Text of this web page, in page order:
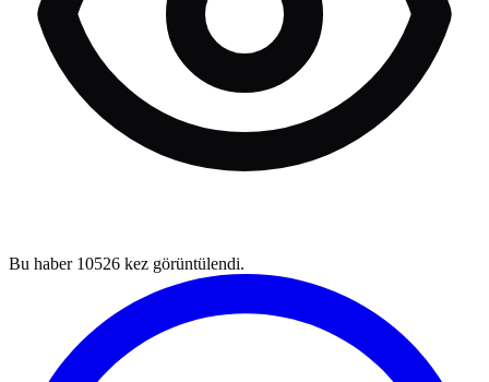
Bu haber 10526 kez görüntülendi.